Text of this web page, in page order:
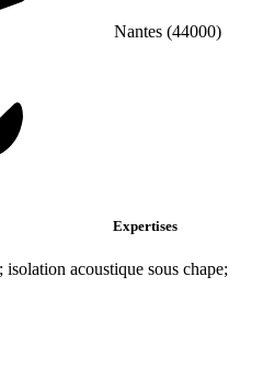
Nantes (44000)
Expertises
acoustique sous chape;